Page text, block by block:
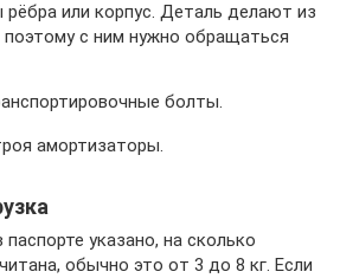
или корпус. Деталь делают из
поэтому с ним нужно обращаться
болты.
амортизаторы.
указано, на сколько
обычно это от 3 до 8 кг. Если